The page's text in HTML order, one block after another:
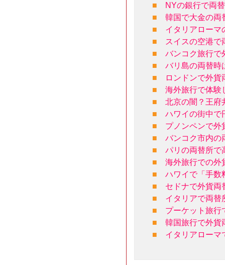
■
NYの銀行で両
■
韓国で大金の両
■
イタリアローマ
■
スイスの空港で
■
バンコク旅行で
■
バリ島の両替時
■
ロンドンで外
■
海外旅行で体験
■
北京の闇？王府
■
ハワイの街中で
■
プノンペンで外
■
バンコク市内の
■
パリの両替所で
■
海外旅行での外
■
ハワイで「手数
■
セドナで外貨両
■
イタリアで両替
■
プーケット旅行
■
韓国旅行で外貨
■
イタリアローマ